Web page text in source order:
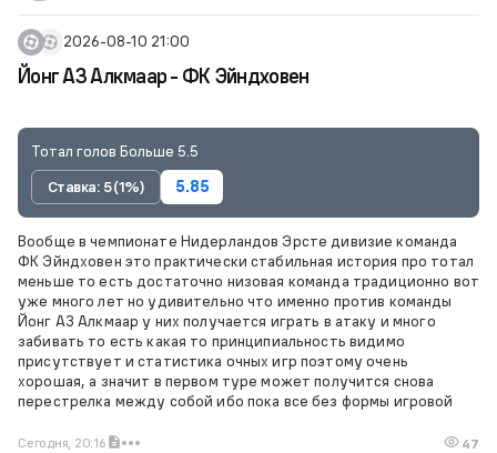
2026-08-10 21:00
Йонг АЗ Алкмаар - ФК Эйндховен
Тотал голов Больше 5.5
Ставка: 5 (1%)
5.85
Вообще в чемпионате Нидерландов Эрсте дивизие команда
ФК Эйндховен это практически стабильная история про тотал
меньше то есть достаточно низовая команда традиционно вот
уже много лет но удивительно что именно против команды
Йонг АЗ Алкмаар у них получается играть в атаку и много
забивать то есть какая то принципиальность видимо
присутствует и статистика очных игр поэтому очень
хорошая, а значит в первом туре может получится снова
перестрелка между собой ибо пока все без формы игровой
Сегодня, 20:16 47